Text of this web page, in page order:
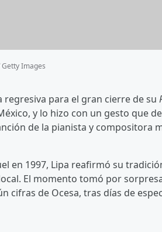
Images
para el gran cierre de su
y lo hizo con un gesto que
de la pianista y compositora
en 1997, Lipa reafirmó su
El momento tomó por
cifras de Ocesa, tras días de